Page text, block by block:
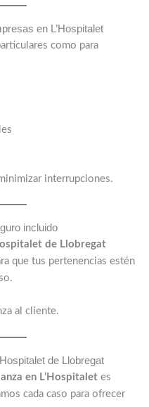
en L’Hospitalet
como para
interrupciones.
incluido
de Llobregat
que tus pertenencias estén
al cliente.
de Llobregat
en L’Hospitalet es
cada caso para ofrecer